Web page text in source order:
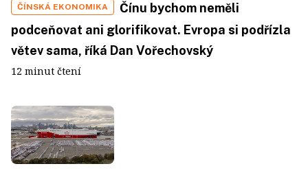
ČÍNSKÁ EKONOMIKA
Čínu bychom neměli
podceňovat ani glorifikovat. Evropa si podřízla
větev sama, říká Dan Vořechovský
12 minut čtení